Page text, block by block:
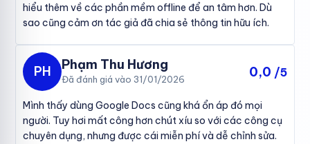
hiểu thêm về các phần mềm offline để an tâm hơn. Dù
sao cũng cảm ơn tác giả đã chia sẻ thông tin hữu ích.
PH Phạm Thu Hương
Đã đánh giá vào 31/01/2026 0,0 /5
Mình thấy dùng Google Docs cũng khá ổn áp đó mọi
người. Tuy hơi mất công hơn chút xíu so với các công cụ
chuyên dụng, nhưng được cái miễn phí và dễ chỉnh sửa.